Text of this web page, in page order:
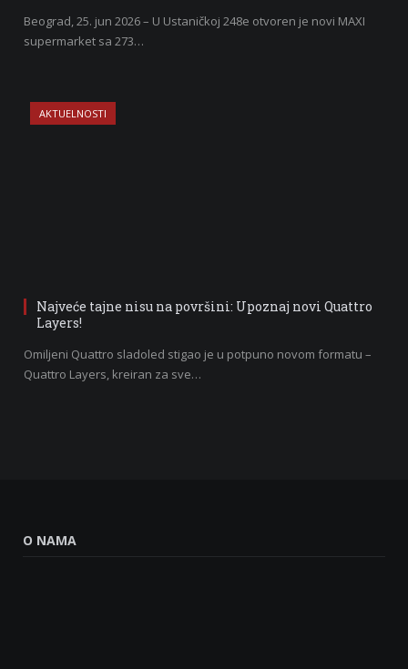
Beograd, 25. jun 2026 – U Ustaničkoj 248e otvoren je novi MAXI
supermarket sa 273…
AKTUELNOSTI
Najveće tajne nisu na površini: Upoznaj novi Quattro
Layers!
Omiljeni Quattro sladoled stigao je u potpuno novom formatu –
Quattro Layers, kreiran za sve…
O NAMA